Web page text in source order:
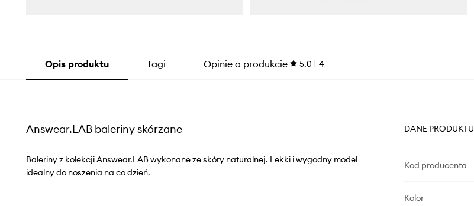
Opis produktu Tagi Opinie o produkcie 5.0 4
Answear.LAB baleriny skórzane
Baleriny z kolekcji Answear.LAB wykonane ze skóry naturalnej. Lekki i wygodny model
idealny do noszenia na co dzień.
DANE PRODUKTU
Kod producenta
Kolor